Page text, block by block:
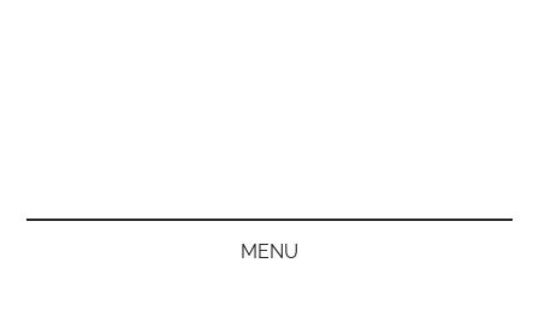
MENU